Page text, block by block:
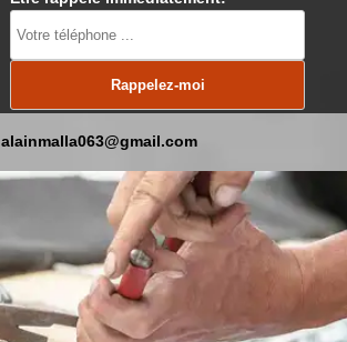
alainmalla063@gmail.com